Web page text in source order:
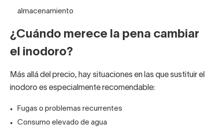
almacenamiento
¿Cuándo merece la pena cambiar
el inodoro?
Más allá del precio, hay situaciones en las que sustituir el
inodoro es especialmente recomendable:
Fugas o problemas recurrentes
Consumo elevado de agua